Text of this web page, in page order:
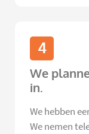
4
We
in.
We hebben
We nemen